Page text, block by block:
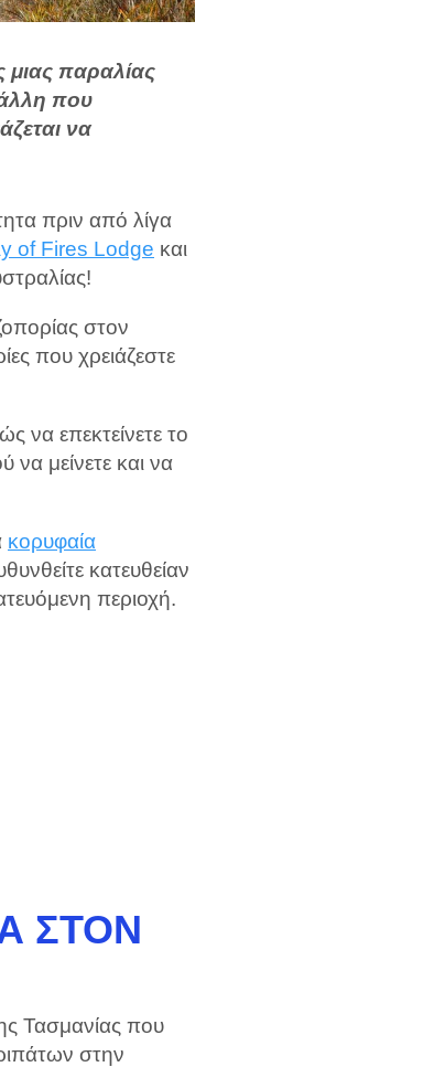
μιας παραλίας
που
να
πριν από λίγα
of Fires Lodge και
στον
που χρειάζεστε
να επεκτείνετε το
να μείνετε και να
κορυφαία
κατευθείαν
περιοχή.
ΣΤΟΝ
Τασμανίας που
στην